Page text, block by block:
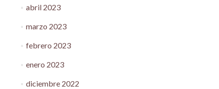
abril 2023
marzo 2023
febrero 2023
enero 2023
diciembre 2022